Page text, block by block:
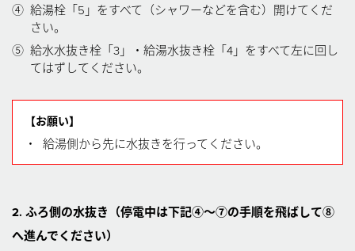
④ 給湯栓「5」をすべて（シャワーなどを含む）開けてくだ
さい。
⑤ 給水水抜き栓「3」・給湯水抜き栓「4」をすべて左に回し
てはずしてください。
【お願い】
・ 給湯側から先に水抜きを行ってください。
2. ふろ側の水抜き（停電中は下記④〜⑦の手順を飛ばして⑧
へ進んでください）